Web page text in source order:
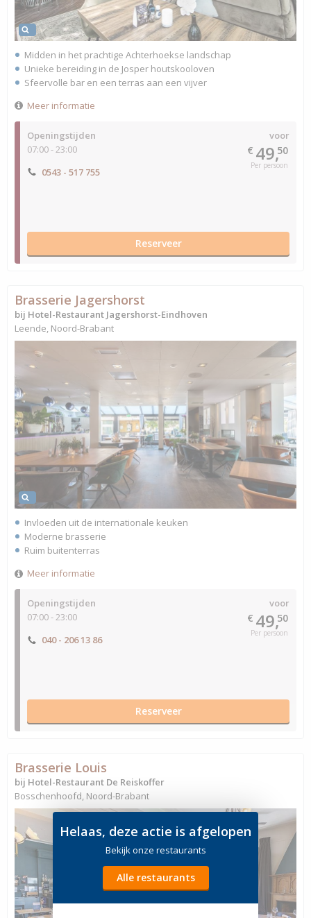
Helaas, deze actie is afgelopen
Bekijk onze restaurants
Alle restaurants
Openingstijden
07:00 - 23:00
voor
€ 49,50
Per persoon
0543 - 517 755
Reserveer
Midden in het prachtige Achterhoekse landschap
Unieke bereiding in de Josper houtskooloven
Sfeervolle bar en een terras aan een vijver
Meer informatie
Openingstijden
07:00 - 23:00
voor
€ 49,50
Per persoon
040 - 206 13 86
Reserveer
Brasserie Jagershorst
bij Hotel-Restaurant Jagershorst-Eindhoven
Leende, Noord-Brabant
Invloeden uit de internationale keuken
Moderne brasserie
Ruim buitenterras
Meer informatie
Brasserie Louis
bij Hotel-Restaurant De Reiskoffer
Bosschenhoofd, Noord-Brabant